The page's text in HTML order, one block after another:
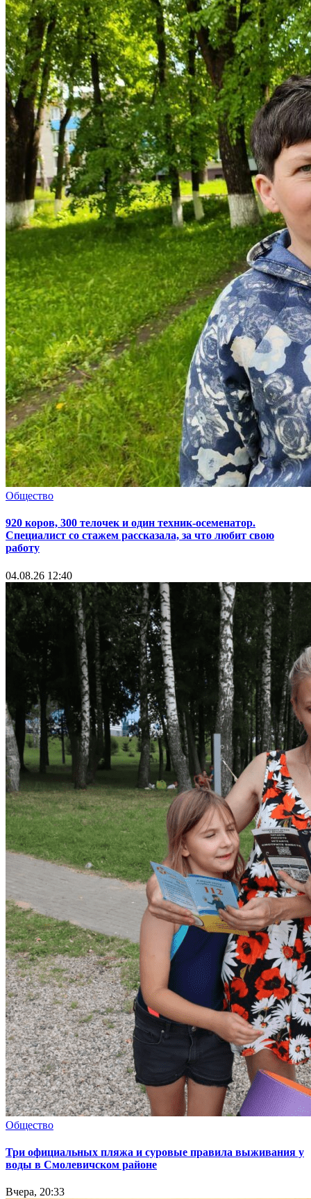
Общество
920 коров, 300 телочек и один техник-осеменатор.
Специалист со стажем рассказала, за что любит свою
работу
04.08.26 12:40
Общество
Три официальных пляжа и суровые правила выживания у
воды в Смолевичском районе
Вчера, 20:33